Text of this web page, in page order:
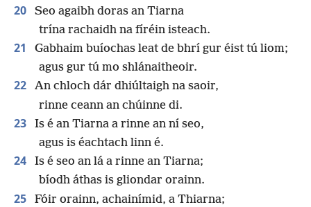
20
Seo agaibh doras an Tiarna
trína rachaidh na fíréin isteach.
21
Gabhaim buíochas leat de bhrí gur éist tú liom;
agus gur tú mo shlánaitheoir.
22
An chloch dár dhiúltaigh na saoir,
rinne ceann an chúinne di.
23
Is é an Tiarna a rinne an ní seo,
agus is éachtach linn é.
24
Is é seo an lá a rinne an Tiarna;
bíodh áthas is gliondar orainn.
25 Fóir orainn, achainímid, a Thiarna;